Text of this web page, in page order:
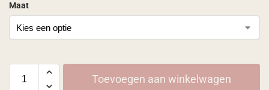
Maat
Toevoegen aan winkelwagen